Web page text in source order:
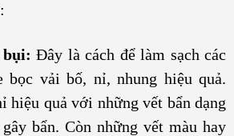
bụi: Đây là cách để làm sạch các
bọc vải bố, nỉ, nhung hiệu quả.
hiệu quả với những vết bẩn dạng
bẩn. Còn những vết màu hay